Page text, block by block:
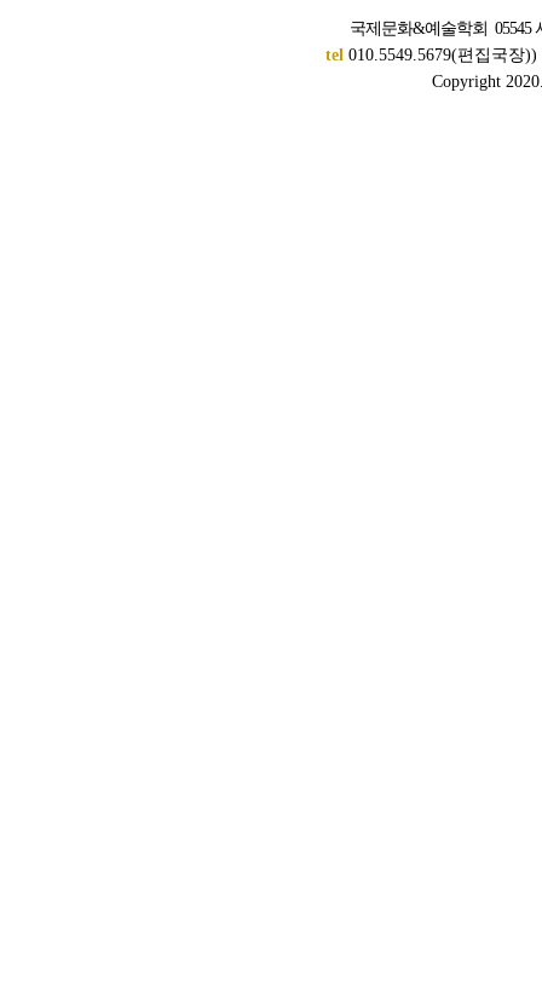
국제문화&예술학회 05545
tel010.5549.5679(편집국장
Copyright